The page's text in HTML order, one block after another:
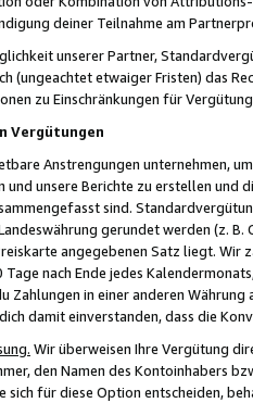
deiner Teilnahme am
unserer Partner,
(ungeachtet etwaiger Fristen) das
zu Einschränkungen für
Vergütungen
Anstrengungen unternehmen,
unsere Berichte zu erstellen und
sind.
gerundet werden (z.
angegebenen Satz liegt.
nach Ende jedes
Zahlungen in einer anderen
damit einverstanden, dass die
Wir überweisen Ihre Vergütung
den Namen des Kontoinhabers
für diese Option entscheiden,